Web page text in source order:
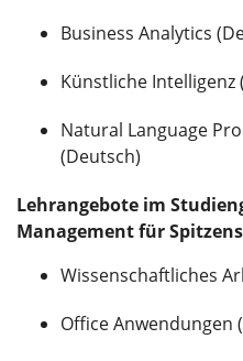
Business Analytics
Künstliche Intelligenz
Natural Language
(Deutsch)
Lehrangebote im
Management für
Wissenschaftliches
Office Anwendungen